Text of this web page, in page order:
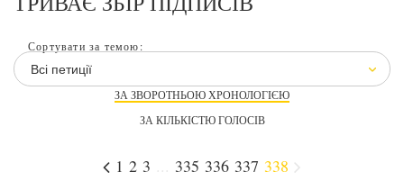
Сортувати за темою:
Всі петиції
ЗА ЗВОРОТНЬОЮ ХРОНОЛОГІЄЮ
ЗА КІЛЬКІСТЮ ГОЛОСІВ
1 2 3 335 336 337 338